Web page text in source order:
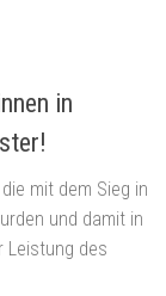
in
mit dem Sieg in
und damit in
Leistung des